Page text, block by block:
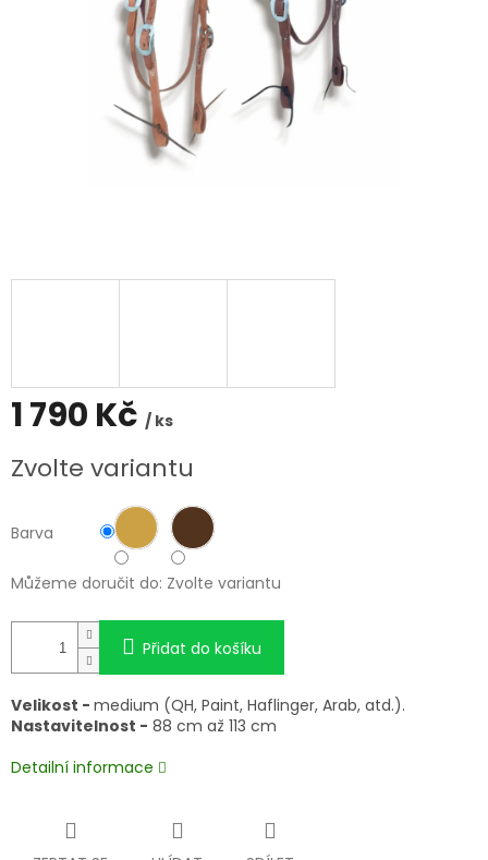
1 790 Kč / ks
cena:
Zvolte variantu
Barva
Můžeme doručit do: Zvolte variantu
Přidat do košíku
Velikost - medium (QH, Paint, Haflinger, Arab, atd.).
Nastavitelnost - 88 cm až 113 cm
Detailní informace